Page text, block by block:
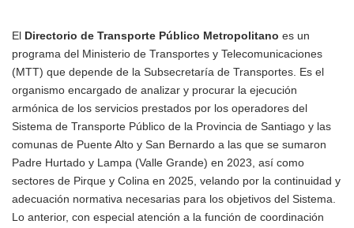
El Directorio de Transporte Público Metropolitano es un
programa del Ministerio de Transportes y Telecomunicaciones
(MTT) que depende de la Subsecretaría de Transportes. Es el
organismo encargado de analizar y procurar la ejecución
armónica de los servicios prestados por los operadores del
Sistema de Transporte Público de la Provincia de Santiago y las
comunas de Puente Alto y San Bernardo a las que se sumaron
Padre Hurtado y Lampa (Valle Grande) en 2023, así como
sectores de Pirque y Colina en 2025, velando por la continuidad y
adecuación normativa necesarias para los objetivos del Sistema.
Lo anterior, con especial atención a la función de coordinación